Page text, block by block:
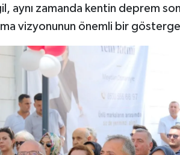
aynı zamanda kentin deprem
vizyonunun önemli bir